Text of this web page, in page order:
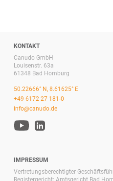
KONTAKT
Canudo GmbH
Louisenstr. 63a
61348 Bad Homburg
50.22666° N, 8.61625° E
+49 6172 27 181-0
info@canudo.de
IMPRESSUM
Vertretungsberechtigter
Registergericht: Amtsgericht Bad